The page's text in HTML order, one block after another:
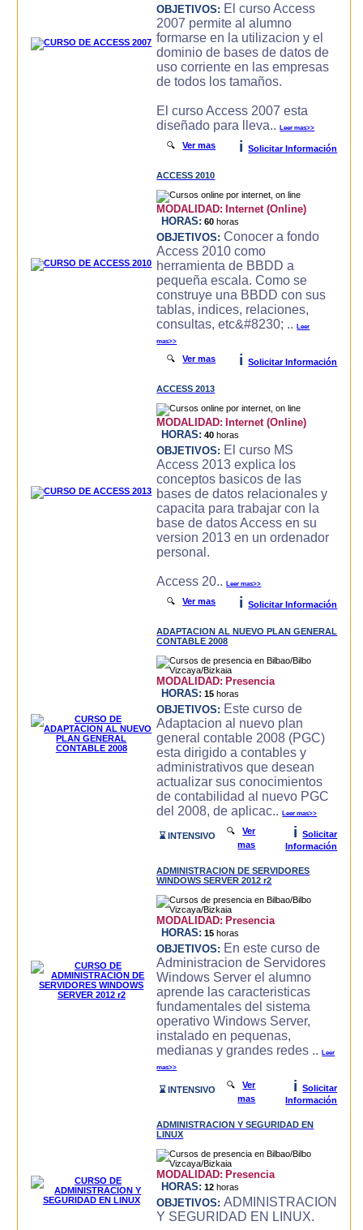
OBJETIVOS: El curso Access
2007 permite al alumno
formarse en la utilizacion y el
dominio de bases de datos de
uso corriente en las empresas
de todos los tamaños.
El curso Access 2007 esta
diseñado para lleva..Leer mas>>
🔍Ver mas i Solicitar Información
ACCESS 2010
MODALIDAD: Internet (Online)
HORAS: 60 horas
OBJETIVOS: Conocer a fondo
Access 2010 como
herramienta de BBDD a
pequeña escala. Como se
construye una BBDD con sus
tablas, indices, relaciones,
consultas, etc&#8230; ..Leer
mas>>
🔍Ver mas i Solicitar Información
ACCESS 2013
MODALIDAD: Internet (Online)
HORAS: 40 horas
OBJETIVOS: El curso MS
Access 2013 explica los
conceptos basicos de las
bases de datos relacionales y
capacita para trabajar con la
base de datos Access en su
version 2013 en un ordenador
personal.
Access 20..Leer mas>>
🔍Ver mas i Solicitar Información
ADAPTACION AL NUEVO PLAN GENERAL
CONTABLE 2008
MODALIDAD: Presencia
HORAS: 15 horas
OBJETIVOS: Este curso de
Adaptacion al nuevo plan
general contable 2008 (PGC)
esta dirigido a contables y
administrativos que desean
actualizar sus conocimientos
de contabilidad al nuevo PGC
del 2008, de aplicac..Leer mas>>
⌛ INTENSIVO 🔍Ver
mas
i
Solicitar
Información
ADMINISTRACION DE SERVIDORES
WINDOWS SERVER 2012 r2
MODALIDAD: Presencia
HORAS: 15 horas
OBJETIVOS: En este curso de
Administracion de Servidores
Windows Server el alumno
aprende las caracteri­sticas
fundamentales del sistema
operativo Windows Server,
instalado en pequenas,
medianas y grandes redes ..Leer
mas>>
⌛ INTENSIVO 🔍Ver
mas
i
Solicitar
Información
ADMINISTRACION Y SEGURIDAD EN
LINUX
MODALIDAD: Presencia
HORAS: 12 horas
OBJETIVOS: ADMINISTRACION
Y SEGURIDAD EN LINUX.